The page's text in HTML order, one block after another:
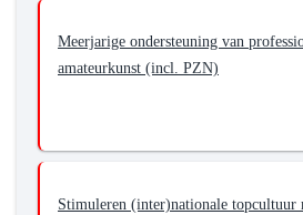
Meerjarige ondersteuning van
amateurkunst (incl. PZN)
Stimuleren (inter)nationale topcultuur